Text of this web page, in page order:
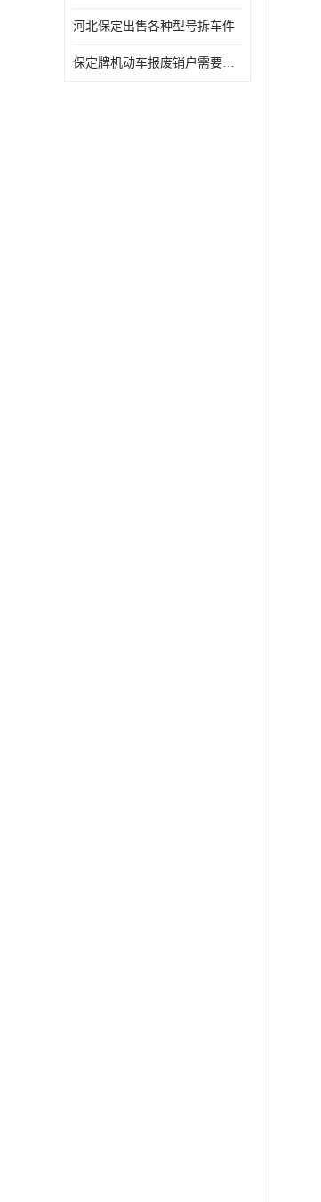
河北保定出售各种型号拆车件
保定牌机动车报废销户需要带哪些手续，流程咨询